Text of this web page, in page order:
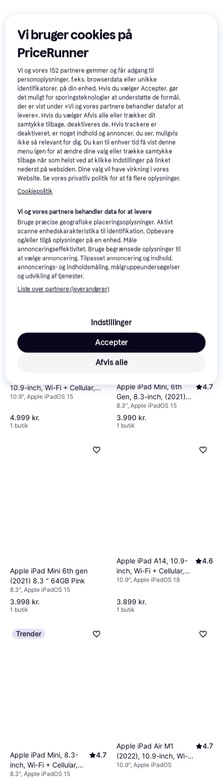
inch, (2021), Wi-Fi +
10.2", Apple iPadOS
2.229 kr.
10.2-inch, Wi-Fi, 64GB
Trender
WiFi 64 GB WiFi 64 GB
10.9"
3.090 kr.
1 butik
(2021), Wi-Fi + Cellular 64GB
Space Grey
10.2", Apple iPadOS
3.299 kr.
2 butikker
Trender
10.9-inch, Wi-Fi + Cellular,
64GB Starlight
10.9", Apple iPadOS 15
4.999 kr.
1 butik
200+
Apple iPad Mini, 6th
Gen, 8.3-inch, (2021)
Wi-FI, 64GB Space
Grey
4.7
8.3", Apple iPadOS 15
3.990 kr.
1 butik
Apple iPad Mini 6th gen
(2021) 8.3 " 64GB Pink
8.3", Apple iPadOS 15
3.998 kr.
1 butik
Apple iPad A14, 10.9-
inch, Wi-Fi + Cellular,
64GB Blue
4.6
10.9", Apple iPadOS 18
3.899 kr.
1 butik
Trender
Apple iPad Mini, 8.3-
inch, Wi-Fi + Cellular,
64GB Space Grey
4.7
8.3", Apple iPadOS 15
Apple iPad Air M1
(2022), 10.9-inch, Wi-Fi,
64GB Starlight
4.7
10.9", Apple iPadOS
Vi bruger cookies på
PriceRunner
Vi og vores152 partnere gemmer og får adgang til
personoplysninger, f.eks. browserdata eller unikke
identifikatorer, på din enhed. Hvis du vælger Accepter, gør
det muligt for sporingsteknologier at understøtte de formål,
der er vist under »Vi og vores partnere behandler datafor at
levere«. Hvis du vælger Afvis alle eller trækker dit
samtykke tilbage, deaktiveres de. Hvis trackere er
deaktiveret, er noget indhold og annoncer, du ser, muligvis
ikke så relevant for dig. Du kan til enhver tid få vist denne
menu igen for at ændre dine valg eller trække samtykke
tilbage når som helst ved at klikke Indstillinger på linket
nederst på websiden. Dine valg vil have virkning i vores
Website. Se vores privatliv politik for at få flere oplysninger.
Cookiepolitik
Vi og vores partnere behandler data for at levere
Bruge præcise geografiske placeringsoplysninger. Aktivt
scanne enhedskarakteristika til identifikation. Opbevare
og/eller tilgå oplysninger på en enhed. Måle
annonceringseffektivitet. Bruge begrænsede oplysninger til
at vælge annoncering. Tilpasset annoncering og indhold,
annoncerings- og indholdsmåling, målgruppeundersøgelser
og udvikling af tjenester.
Liste over partnere (leverandører)
Indstillinger
Afvis alle
Accepter